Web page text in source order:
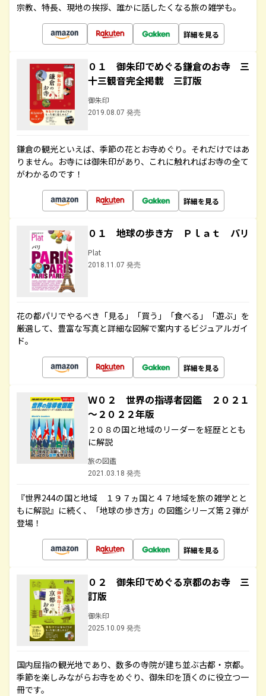
宗教、特長、現地の挨拶、誰かに話したくなる旅の雑学も。
詳細を見る
０１ 御朱印でめぐる鎌倉のお寺 三
十三観音完全掲載 三訂版
御朱印
2019.08.07 発売
鎌倉の観光といえば、季節の花とお寺めぐり。それだけではあ
りません。お寺には御朱印があり、これに触れればお寺の全て
がわかるのです！
詳細を見る
０１ 地球の歩き方 Ｐｌａｔ パリ
Plat
2018.11.07 発売
花の都パリでやるべき「見る」「買う」「食べる」「遊ぶ」を
厳選して、豊富な写真と詳細な図解で案内するビジュアルガイ
ド。
詳細を見る
Ｗ０２ 世界の指導者図鑑 ２０２１
～２０２２年版
２０８の国と地域のリーダーを経歴ととも
に解説
旅の図鑑
2021.03.18 発売
『世界244の国と地域 １９７ヵ国と４７地域を旅の雑学とと
もに解説』に続く、「地球の歩き方」の図鑑シリーズ第２弾が
登場！
詳細を見る
０２ 御朱印でめぐる京都のお寺 三
訂版
御朱印
2025.10.09 発売
国内屈指の観光地であり、数多の寺院が建ち並ぶ古都・京都。
季節を楽しみながらお寺をめぐり、御朱印を頂くのに役立つ一
冊です。